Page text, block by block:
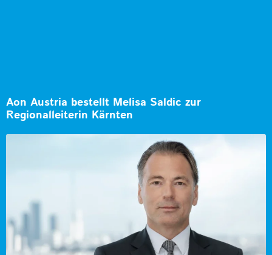
Aon Austria bestellt Melisa Saldic zur
Regionalleiterin Kärnten